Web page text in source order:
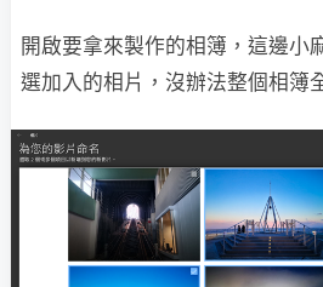
開啟要拿來製作的相簿，這邊小
選加入的相片，沒辦法整個相簿